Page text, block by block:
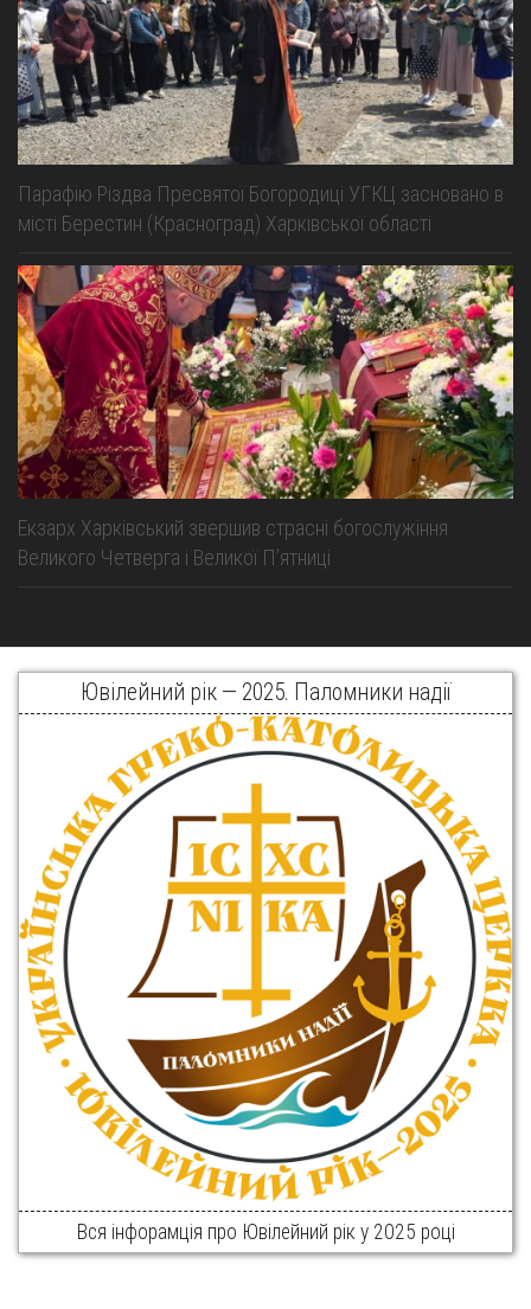
Парафію Різдва Пресвятої Богородиці УГКЦ засновано в
місті Берестин (Красноград) Харківської області
Екзарх Харківський звершив страсні богослужіння
Великого Четверга і Великої Пʼятниці
Ювілейний рік — 2025. Паломники надії
Вся інфорамція про Ювілейний рік у 2025 році